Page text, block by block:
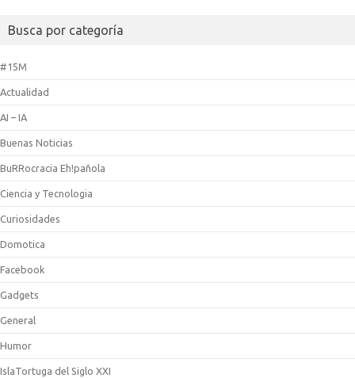
Busca por categoría
#15M
Actualidad
AI – IA
Buenas Noticias
BuRRocracia Eh!pañola
Ciencia y Tecnologia
Curiosidades
Domotica
Facebook
Gadgets
General
Humor
IslaTortuga del Siglo XXI